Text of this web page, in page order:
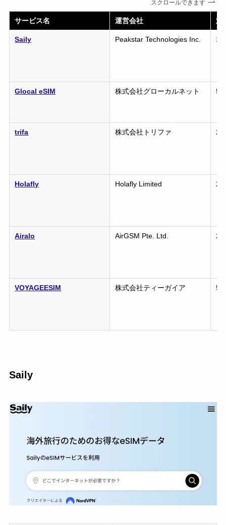
スクロールできます
サービス名 運営会社 対
Saily Peakstar Technologies Inc.
Glocal eSIM 株式会社グローカルネット 55
trifa 株式会社トリファ
Holafly Holafly Limited
Airalo AirGSM Pte. Ltd.
VOYAGEESIM 株式会社ティーガイア 50
Saily